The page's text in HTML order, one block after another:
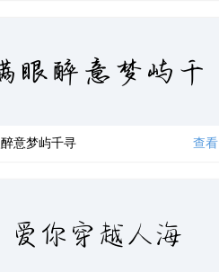
眼醉意梦屿千
意梦屿千寻 查看
爱你穿越人海